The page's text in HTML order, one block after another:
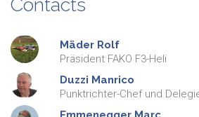
Mäder Rolf
Präsident FAKO F3-Heli
Duzzi Manrico
Punktrichter-Chef und